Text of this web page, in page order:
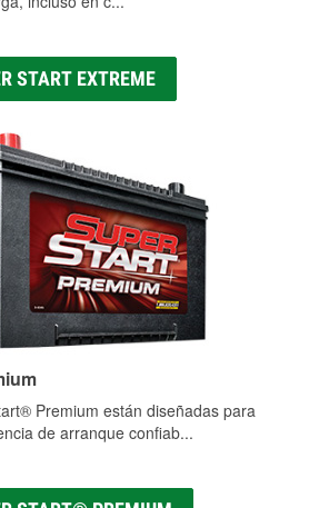
START EXTREME
Premium están diseñadas para
de arranque confiab...